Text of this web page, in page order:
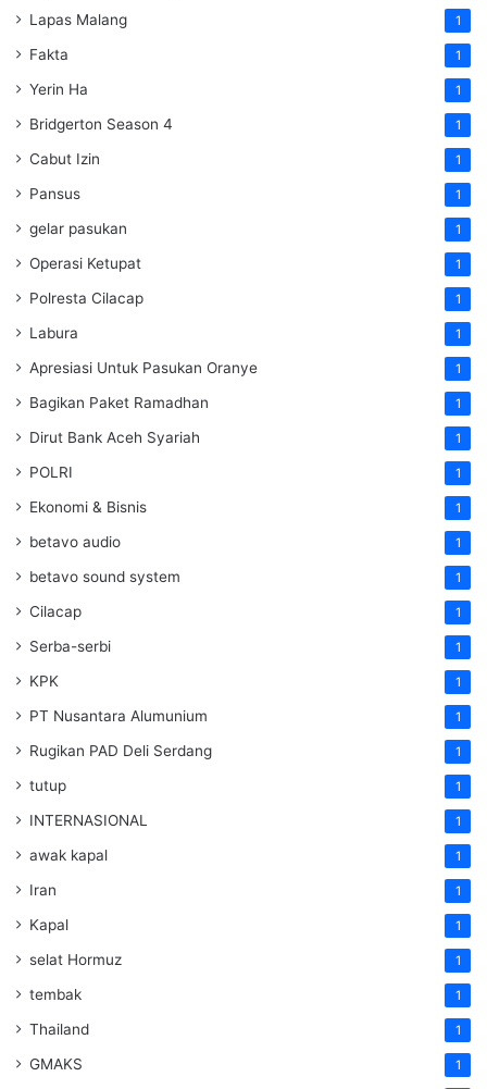
Lapas Malang 1
Fakta 1
Yerin Ha 1
Bridgerton Season 4 1
Cabut Izin 1
Pansus 1
gelar pasukan 1
Operasi Ketupat 1
Polresta Cilacap 1
Labura 1
Apresiasi Untuk Pasukan Oranye 1
Bagikan Paket Ramadhan 1
Dirut Bank Aceh Syariah 1
POLRI 1
Ekonomi & Bisnis 1
betavo audio 1
betavo sound system 1
Cilacap 1
Serba-serbi 1
KPK 1
PT Nusantara Alumunium 1
Rugikan PAD Deli Serdang 1
tutup 1
INTERNASIONAL 1
awak kapal 1
Iran 1
Kapal 1
selat Hormuz 1
tembak 1
Thailand 1
GMAKS 1